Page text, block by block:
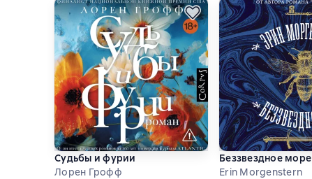
Судьбы и фурии
Лорен Грофф
Беззвездное море
Erin Morgenstern